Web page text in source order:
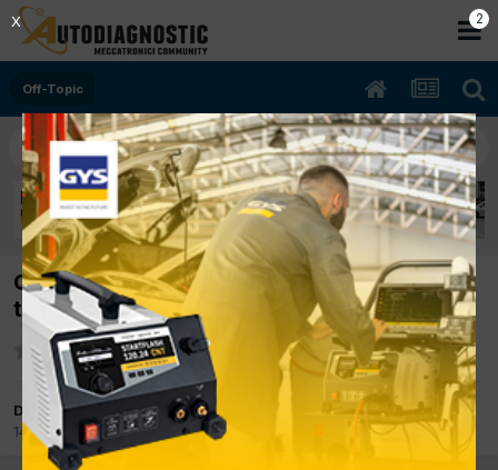
Off-Topic
Quando le classifiche non le truccano i
tedeschi
Da autobas
14 Febbraio 2014inOff-Topic
2
X